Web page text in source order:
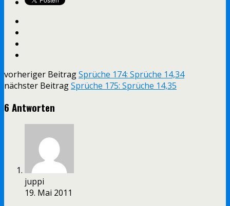
vorheriger BeitragSprüche 174: Sprüche 14,34
nächster BeitragSprüche 175: Sprüche 14,35
6 Antworten
juppi
19. Mai 2011